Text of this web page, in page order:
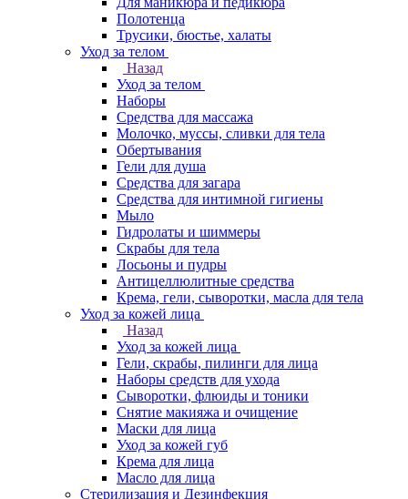
Полотенца
Трусики, бюстье, халаты
Уход за телом
Назад
Уход за телом
Наборы
Средства для массажа
Молочко, муссы, сливки для тела
Обертывания
Гели для душа
Средства для загара
Средства для интимной гигиены
Мыло
Гидролаты и шиммеры
Скрабы для тела
Лосьоны и пудры
Антицеллюлитные средства
Крема, гели, сыворотки, масла для тела
Уход за кожей лица
Назад
Уход за кожей лица
Гели, скрабы, пилинги для лица
Наборы средств для ухода
Сыворотки, флюиды и тоники
Снятие макияжа и очищение
Маски для лица
Уход за кожей губ
Крема для лица
Масло для лица
Стерилизация и Дезинфекция